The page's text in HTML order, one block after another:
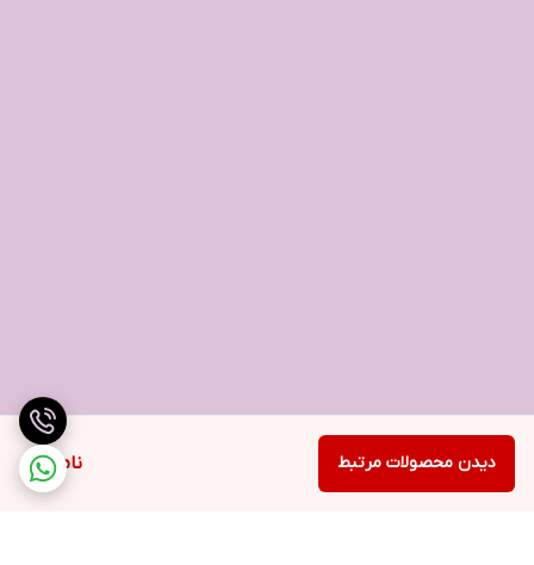
ناموجود دیدن محصولات مرتبط